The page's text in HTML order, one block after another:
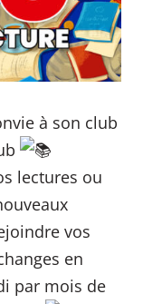
à son club
lectures ou
vos
en
par mois de